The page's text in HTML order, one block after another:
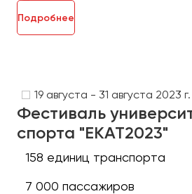
Подробнее
19 августа - 31 августа 2023 г.
Фестиваль
спорта "ЕКАТ2023"
158 единиц транспорта
7 000 пассажиров